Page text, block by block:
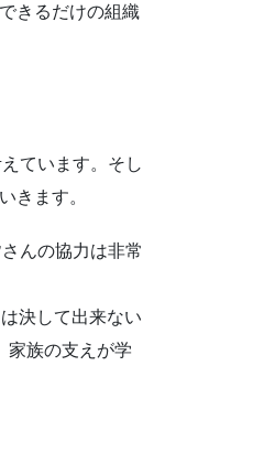
きるだけの組織
ています。そし
きます。
んの協力は非常
決して出来ない
家族の支えが学